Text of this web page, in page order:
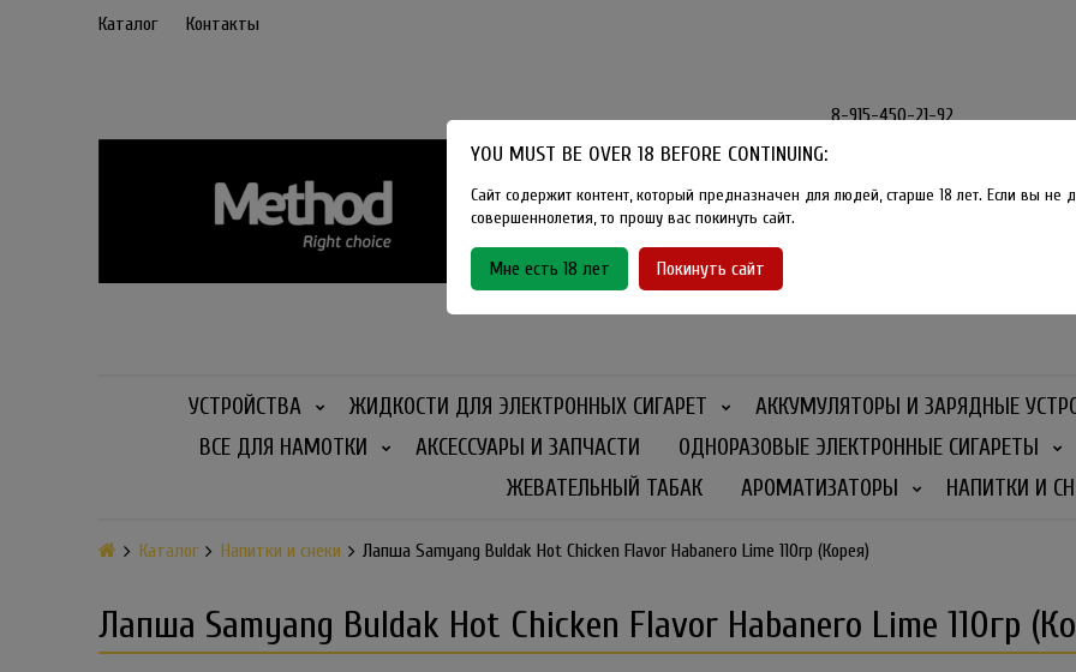
Каталог Контакты
8-915-450-21-92
Г. Москва, улица
УСТРОЙСТВА ЖИДКОСТИ ДЛЯ ЭЛЕКТРОННЫХ СИГАРЕТ
АККУМУЛЯТОРЫ И ЗАРЯДНЫЕ
ВСЕ ДЛЯ НАМОТКИ
АКСЕССУАРЫ И ЗАПЧАСТИ
ОДНОРАЗОВЫЕ ЭЛЕКТРОННЫЕ СИГАРЕТЫ
ЖЕВАТЕЛЬНЫЙ ТАБАК
АРОМАТИЗАТОРЫ НАПИТКИ И
Каталог Напитки и снеки Лапша Samyang Buldak Hot Chicken Flavor Habanero Lime 110гр (Корея)
Лапша Samyang Buldak Hot Chicken Flavor Habanero Lime 110гр
YOU MUST BE OVER 18 BEFORE CONTINUING:
Сайт содержит контент, который предназначен для людей, старше 18 лет. Если вы не
совершеннолетия, то прошу вас покинуть сайт.
Мне есть 18 лет Покинуть сайт